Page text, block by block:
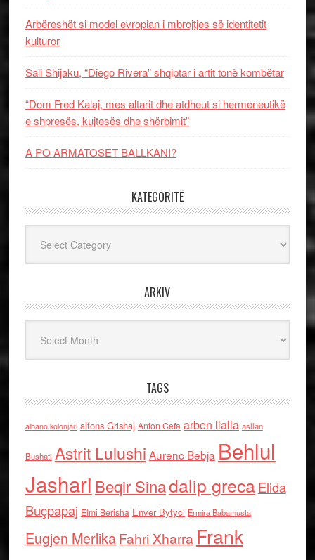
Arbëreshët si model evropian i mbrojtjes së identitetit
kulturor
Sali Shijaku, “Diego Rivera” shqiptar i artit tonë kombëtar
“Dom Fred Kalaj, mes altarit dhe atdheut si hermeneutikë
e shpresës, kujtesës dhe shërbimit”
A PO ARMATOSET BALLKANI?
KATEGORITË
ARKIV
TAGS
albano kolonjari alfons Grishaj Anton Cefa arben llalla asllan
Bushati Astrit Lulushi Aurenc Bebja Behlul
Jashari Beqir Sinadalip grecaElida
Buçpapaj Elmi Berisha Enver Bytyci Ermira Babamusta
Eugjen MerlikaFahri Xharra Frank